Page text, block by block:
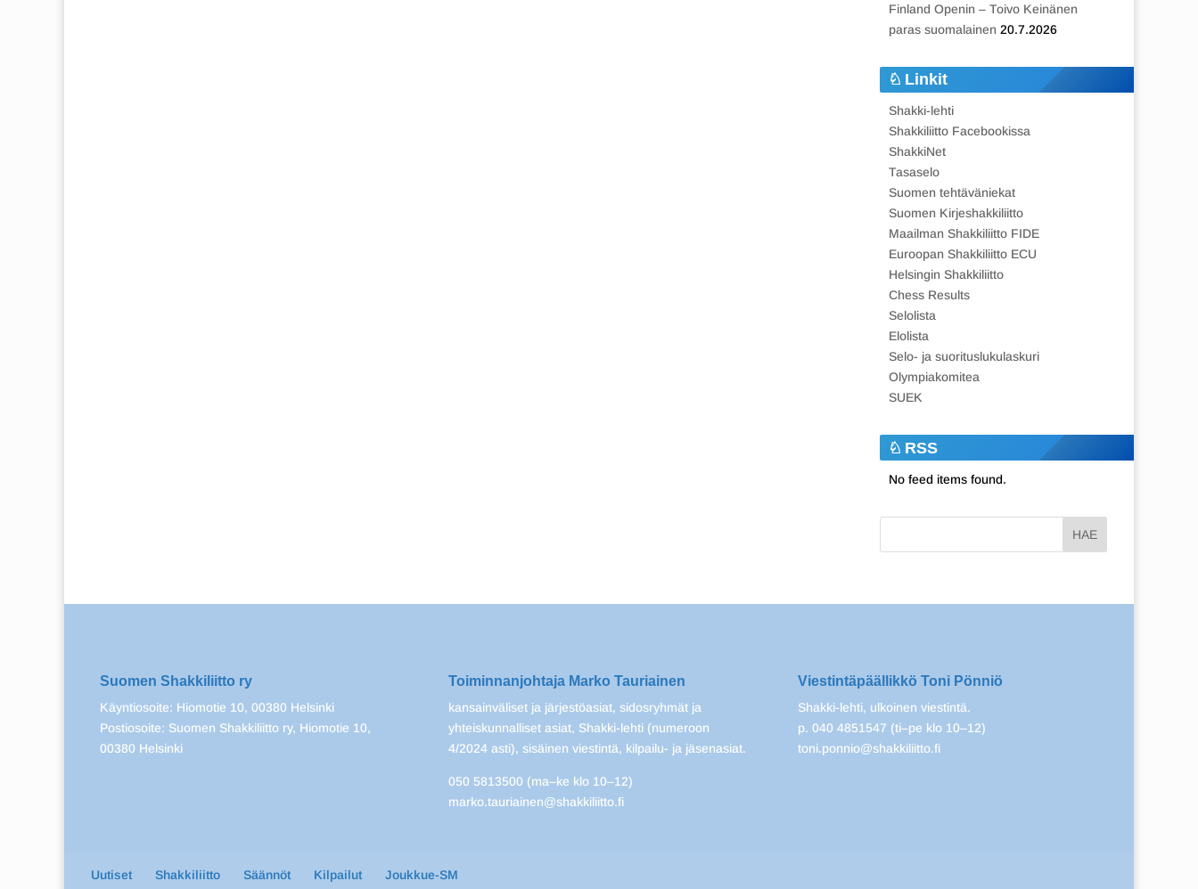
Finland Openin – Toivo Keinänen
paras suomalainen 20.7.2026
Linkit
Shakki-lehti
Shakkiliitto Facebookissa
ShakkiNet
Tasaselo
Suomen tehtäväniekat
Suomen Kirjeshakkiliitto
Maailman Shakkiliitto FIDE
Euroopan Shakkiliitto ECU
Helsingin Shakkiliitto
Chess Results
Selolista
Elolista
Selo- ja suorituslukulaskuri
Olympiakomitea
SUEK
RSS
No feed items found.
Suomen Shakkiliitto ry
Käyntiosoite: Hiomotie 10, 00380 Helsinki
Postiosoite: Suomen Shakkiliitto ry, Hiomotie 10,
00380 Helsinki
Toiminnanjohtaja Marko Tauriainen
kansainväliset ja järjestöasiat, sidosryhmät ja
yhteiskunnalliset asiat, Shakki-lehti (numeroon
4/2024 asti), sisäinen viestintä, kilpailu- ja jäsenasiat.
050 5813500 (ma–ke klo 10–12)
marko.tauriainen@shakkiliitto.fi
Viestintäpäällikkö Toni Pönniö
Shakki-lehti, ulkoinen viestintä.
p. 040 4851547 (ti–pe klo 10–12)
toni.ponnio@shakkiliitto.fi
Uutiset Shakkiliitto Säännöt Kilpailut Joukkue-SM